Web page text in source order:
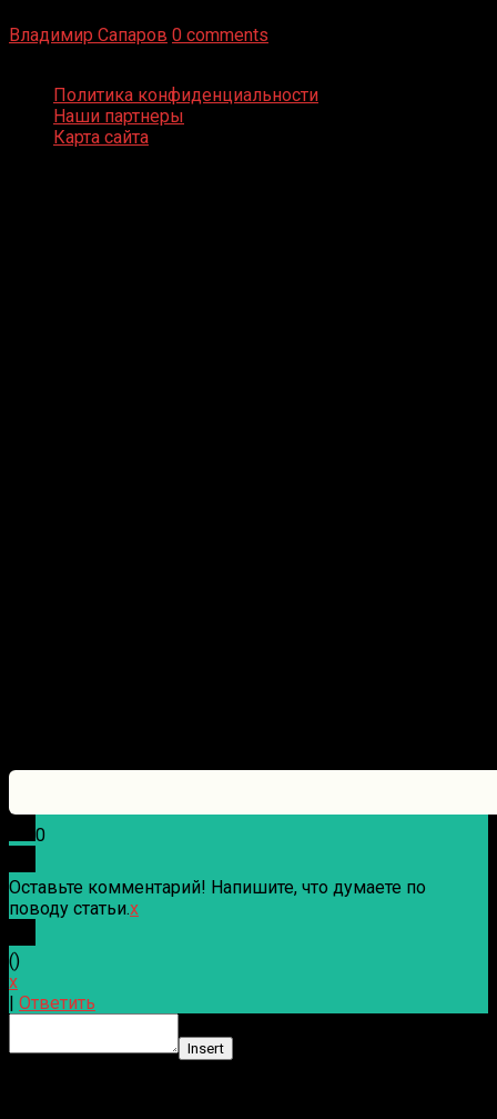
Владимир Сапаров 0 comments
Политика конфиденциальности
Наши партнеры
Карта сайта
0
Оставьте комментарий! Напишите, что думаете по
поводу статьи.x
()
x
Ответить
Insert